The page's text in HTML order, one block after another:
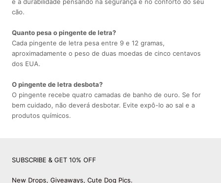
e a durabilidade pensando na segurança e no conforto do seu
cão.
Quanto pesa o pingente de letra?
Cada pingente de letra pesa entre 9 e 12 gramas,
aproximadamente o peso de duas moedas de cinco centavos
dos EUA.
O pingente de letra desbota?
O pingente recebe quatro camadas de banho de ouro. Se for
bem cuidado, não deverá desbotar. Evite expô-lo ao sal e a
produtos químicos.
SUBSCRIBE & GET 10% OFF
New Drops, Giveaways, Cute Dog Pics.